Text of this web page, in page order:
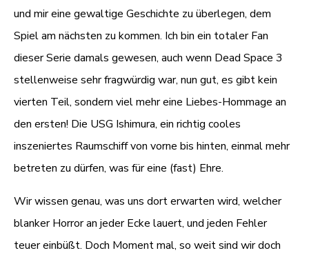
und mir eine gewaltige Geschichte zu überlegen, dem
Spiel am nächsten zu kommen. Ich bin ein totaler Fan
dieser Serie damals gewesen, auch wenn Dead Space 3
stellenweise sehr fragwürdig war, nun gut, es gibt kein
vierten Teil, sondern viel mehr eine Liebes-Hommage an
den ersten! Die USG Ishimura, ein richtig cooles
inszeniertes Raumschiff von vorne bis hinten, einmal mehr
betreten zu dürfen, was für eine (fast) Ehre.
Wir wissen genau, was uns dort erwarten wird, welcher
blanker Horror an jeder Ecke lauert, und jeden Fehler
teuer einbüßt. Doch Moment mal, so weit sind wir doch